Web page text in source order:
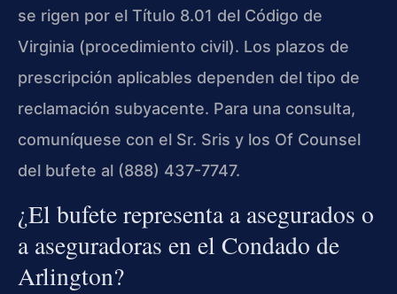
se rigen por el Título 8.01 del Código de
Virginia (procedimiento civil). Los plazos de
prescripción aplicables dependen del tipo de
reclamación subyacente. Para una consulta,
comuníquese con el Sr. Sris y los Of Counsel
del bufete al (888) 437-7747.
¿El bufete representa a asegurados o
a aseguradoras en el Condado de
Arlington?